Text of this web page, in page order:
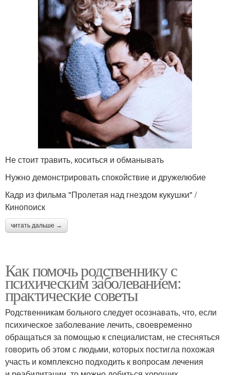
Не стоит травить, коситься и обманывать
Нужно демонстрировать спокойствие и дружелюбие
Кадр из фильма "Пролетая над гнездом кукушки" /
Кинопоиск
читать дальше →
Как помочь родственнику с
психическим заболеванием:
практические советы
Родственникам больного следует осознавать, что, если
психическое заболевание лечить, своевременно
обращаться за помощью к специалистам, не стесняться
говорить об этом с людьми, которых постигла похожая
участь и комплексно подходить к вопросам лечения